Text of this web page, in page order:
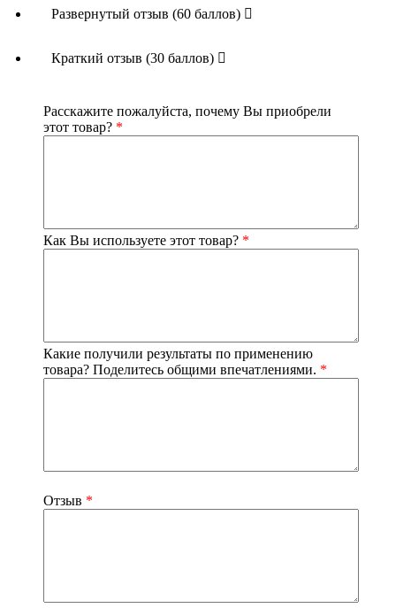
Страна производства: Россия
Развернутый отзыв (60 баллов)
Краткий отзыв (30 баллов)
Расскажите пожалуйста, почему Вы приобрели
этот товар? *
Как Вы используете этот товар? *
Какие получили результаты по применению
товара? Поделитесь общими впечатлениями. *
Отзыв *